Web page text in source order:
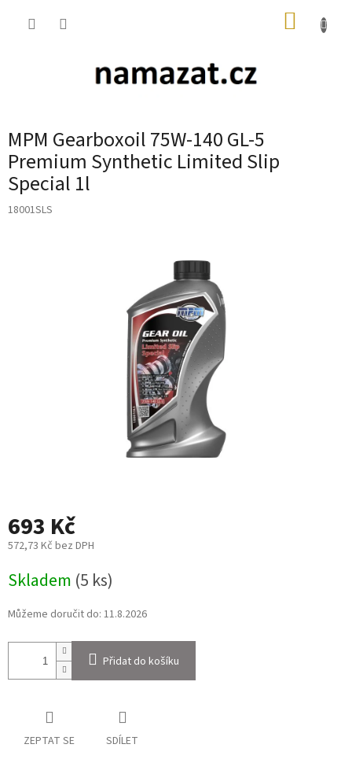
MPM Gearboxoil 75W-140 GL-5
Premium Synthetic Limited Slip
Special 1l
18001SLS
693 Kč
572,73 Kč bez DPH
cena:
Skladem (5 ks)
Můžeme doručit do: 11.8.2026
Přidat do košíku
ZEPTAT SE SDÍLET